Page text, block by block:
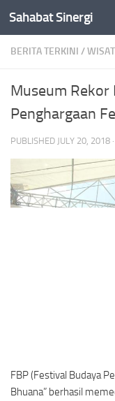
Skip to content
Sahabat Sinergi
BERITA TERKINI /
Museum Rekor
Penghargaan
PUBLISHED JULY 20, 2018
FBP (Festival Budaya
Bhuana” berhasil